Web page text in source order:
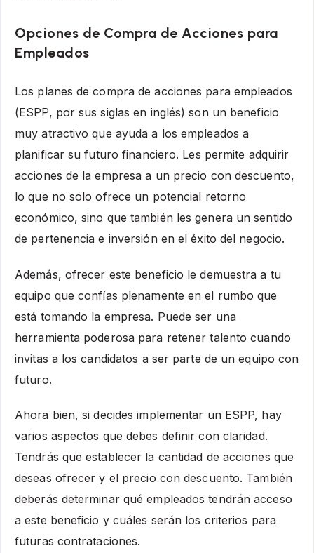
Opciones de Compra de Acciones para
Empleados
Los planes de compra de acciones para empleados
(ESPP, por sus siglas en inglés) son un beneficio
muy atractivo que ayuda a los empleados a
planificar su futuro financiero. Les permite adquirir
acciones de la empresa a un precio con descuento,
lo que no solo ofrece un potencial retorno
económico, sino que también les genera un sentido
de pertenencia e inversión en el éxito del negocio.
Además, ofrecer este beneficio le demuestra a tu
equipo que confías plenamente en el rumbo que
está tomando la empresa. Puede ser una
herramienta poderosa para retener talento cuando
invitas a los candidatos a ser parte de un equipo con
futuro.
Ahora bien, si decides implementar un ESPP, hay
varios aspectos que debes definir con claridad.
Tendrás que establecer la cantidad de acciones que
deseas ofrecer y el precio con descuento. También
deberás determinar qué empleados tendrán acceso
a este beneficio y cuáles serán los criterios para
futuras contrataciones.